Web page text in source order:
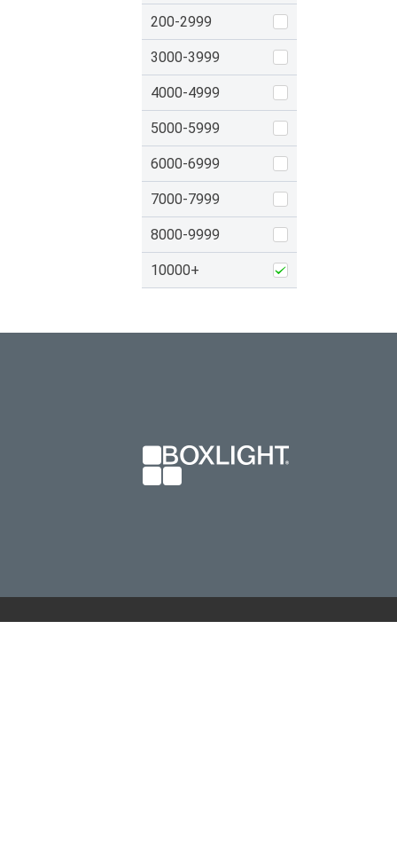
200-2999
3000-3999
4000-4999
5000-5999
6000-6999
7000-7999
8000-9999
10000+